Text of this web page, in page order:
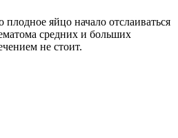
яйцо начало отслаиваться
средних и больших
не стоит.